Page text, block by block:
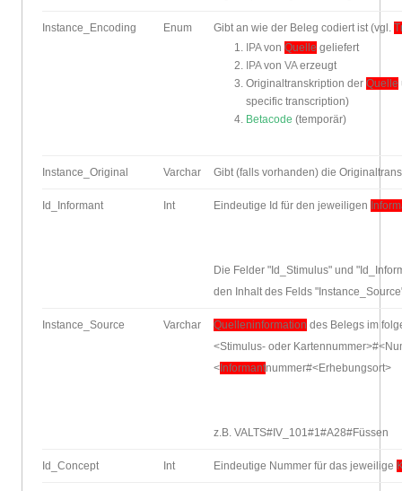
Instance_Encoding Enum Gibt an wie der Beleg codiert ist (vgl.
IPAvonQuelle geliefert
IPAvonVAerzeugt
Originaltranskription derQuelle
specific transcription)
Betacode (temporär)
Instance_Original Varchar Gibt (falls vorhanden) die
Id_Informant Int Eindeutige Id für den jeweiligen
Die Felder "Id_Stimulus" und
den Inhalt des Felds
Instance_Source Varchar Quelleninformation des Belegs im
<Stimulus- oder
<Informantnummer#<Erhebungsort>
z.B. VALTS#IV_101#1#A28#Füssen
Id_Concept Int Eindeutige Nummer für das jeweilige